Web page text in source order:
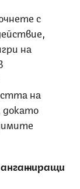
с
на
на